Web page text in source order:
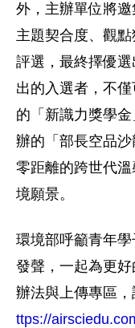
外，主辦單位將
主題契合度、觀
評選，最終擇優
出的入選者，不
的「新識力獎學
辦的「部長空品
零距離的跨世代
境願景。
環境部呼籲青年
發聲，一起為更
辦法與上傳專區
ttps://